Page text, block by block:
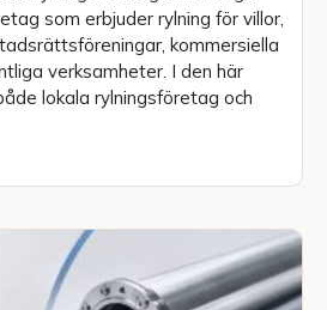
som erbjuder rylning för villor,
kommersiella
verksamheter. I den här
lokala rylningsföretag och